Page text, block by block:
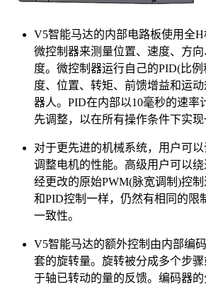
V5智能马达的内部电路板使用全H
微控制器来测量位置、速度、方
度。微控制器运行自己的PID(比
度、位置、转矩、前馈增益和运
器人。PID在内部以10毫秒的速率
先调整，以在所有操作条件下实现
对于更先进的机械系统，用户可
调整电机的性能。高级用户可以
经更改的原始PWM(脉宽调制)控
和PID控制一样，仍然有相同的限
一致性。
V5智能马达的额外控制由内部编
套的旋转量。旋转被分成多个步
于轴已转动的量的反馈。编码器